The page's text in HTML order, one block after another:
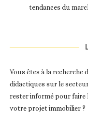
tendances du
Vous êtes à la recherche
didactiques sur le
rester informé pour faire
votre projet immobilier ?